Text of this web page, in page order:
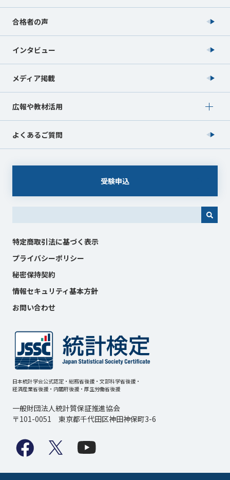
合格者の声
インタビュー
メディア掲載
広報や教材活用
Show submenu for 広報や教材活用
よくあるご質問
受験申込
特定商取引法に基づく表示
プライバシーポリシー
秘密保持契約
情報セキュリティ基本方針
お問い合わせ
日本統計学会公式認定・総務省後援・文部科学省後援・
経済産業省後援・内閣府後援・厚生労働省後援
一般財団法人統計質保証推進協会
〒101-0051 東京都千代田区神田神保町3-6